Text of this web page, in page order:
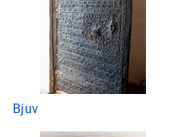
Bjuv